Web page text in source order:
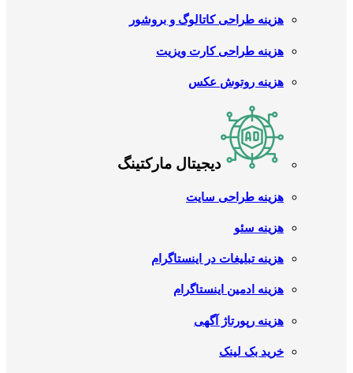
هزینه طراحی کاتالوگ و بروشور
هزینه طراحی کارت ویزیت
هزینه روتوش عکس
دیجیتال مارکتینگ
هزینه طراحی سایت
هزینه سئو
هزینه تبلیغات در اینستاگرام
هزینه ادمین اینستاگرام
هزینه رپورتاژ آگهی
خرید بک لینک